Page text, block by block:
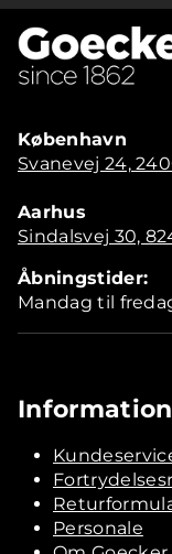
København
Svanevej 24,
Aarhus
Sindalsvej 30,
Åbningstider:
Mandag til
Information
Personale